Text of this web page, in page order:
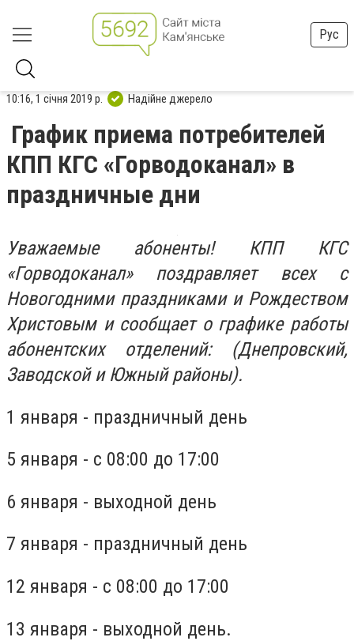
Рус
10:16, 1 січня 2019 р. Надійне джерело
График приема потребителей
КПП КГС «Горводоканал» в
праздничные дни
Уважаемые абоненты! КПП КГС
«Горводоканал» поздравляет всех с
Новогодними праздниками и Рождеством
Христовым и сообщает о графике работы
абонентских отделений: (Днепровский,
Заводской и Южный районы).
1 января - праздничный день
5 января - с 08:00 до 17:00
6 января - выходной день
7 января - праздничный день
12 января - с 08:00 до 17:00
13 января - выходной день.